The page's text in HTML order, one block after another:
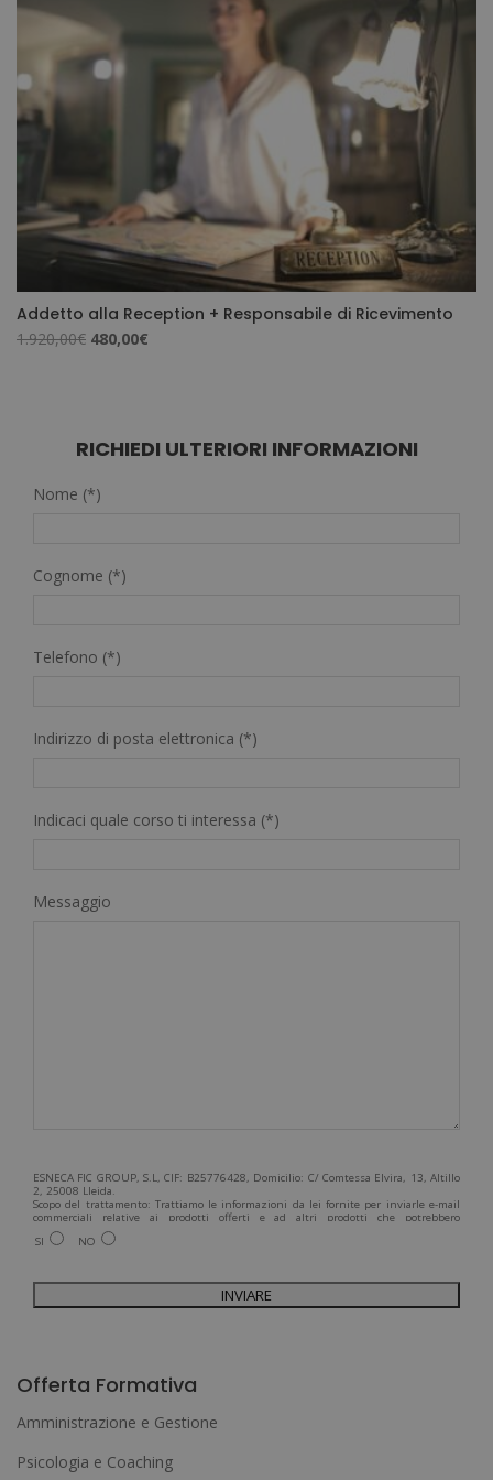
Addetto alla Reception + Responsabile di Ricevimento
1.920,00€ Il
1.920,00€.
480,00€
480,00€.
RICHIEDI ULTERIORI INFORMAZIONI
Nome (*)
Cognome (*)
Telefono (*)
Indirizzo di posta elettronica (*)
Indicaci quale corso ti interessa (*)
Messaggio
ESNECA FIC GROUP, S.L, CIF: B25776428, Domicilio: C/ Comtessa Elvira, 13, Altillo
2, 25008 Lleida.
Scopo del trattamento: Trattiamo le informazioni da lei fornite per inviarle e-mail
commerciali relative ai prodotti offerti e ad altri prodotti che potrebbero
interessarla. Legittimazione del trattamento: Consenso dell'interessato. Diritti:
Può esercitare i suoi diritti identificandosi sufficientemente e contattandoci
ricevere informazioni commerciali (per telefono e/o via e-mail):
SI NO
l
r
Offerta Formativa
Amministrazione e Gestione
Psicologia e Coaching